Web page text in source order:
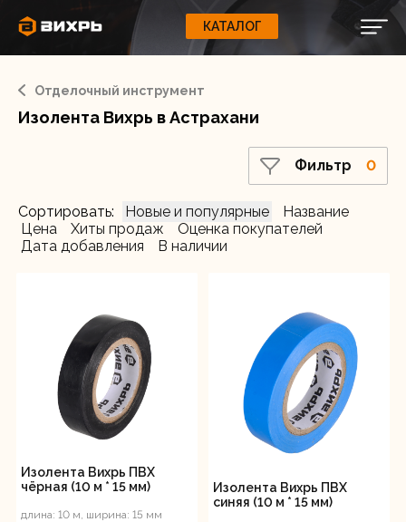
КАТАЛОГ
КАТАЛОГ
Вход Регистрация
Доставка и оплата
Сервис
Свернуть
ЭЛЕКТРОИНСТРУМЕНТЫ
НАСОСЫ
ОБОРУДОВАНИЕ
Отделочный инструмент
Изолента Вихрь в Астрахани
Фильтр 0
Сортировать: Новые и популярные
Название
Цена
Хиты продаж
Оценка покупателей
Дата добавления
В наличии
Изолента Вихрь ПВХ
чёрная (10 м * 15 мм)
длина: 10 м, ширина: 15 мм
Изолента Вихрь ПВХ
синяя (10 м * 15 мм)
Товар в наличии
Да
Черный
Синий
Ширина, мм
Забыли пароль?
Регистрация
ВАШ ЗАКАЗ
Ваша корзина пуста.